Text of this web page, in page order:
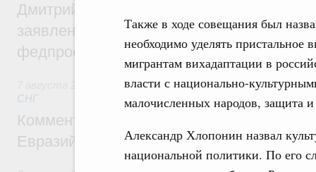
Также в ходе совещания был
необходимо уделять пристальное
мигрантам вихадаптации в
власти с национально-
малочисленных народов, защита
Александр Хлопонин назвал
национальной политики. По его
Дмитрий Чернышенко: Установлен
заявлений от абитуриентов колледжей и
федпроекта «Профессионалитет»
Евразийский экономический союз.
СНГ
Комментарий Алексея Оверчука по
Евразийского межправительственного